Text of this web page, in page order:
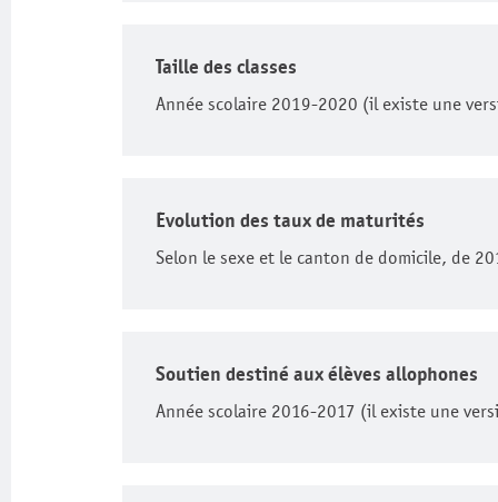
Taille des classes
Année scolaire 2019-2020 (il existe une
Évolution des taux de maturités
Selon le sexe et le canton de domicile, de
Soutien destiné aux élèves allophones
Année scolaire 2016-2017 (il existe une